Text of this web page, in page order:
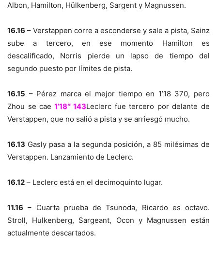
Albon, Hamilton, Hülkenberg, Sargent y Magnussen.
16.16 – Verstappen corre a esconderse y sale a pista, Sainz
sube a tercero, en ese momento Hamilton es
descalificado, Norris pierde un lapso de tiempo del
segundo puesto por límites de pista.
16.15 – Pérez marca el mejor tiempo en 1’18 370, pero
Zhou se cae 1’18″ 143Leclerc fue tercero por delante de
Verstappen, que no salió a pista y se arriesgó mucho.
16.13 Gasly pasa a la segunda posición, a 85 milésimas de
Verstappen. Lanzamiento de Leclerc.
16.12 – Leclerc está en el decimoquinto lugar.
11.16 – Cuarta prueba de Tsunoda, Ricardo es octavo.
Stroll, Hulkenberg, Sargeant, Ocon y Magnussen están
actualmente descartados.